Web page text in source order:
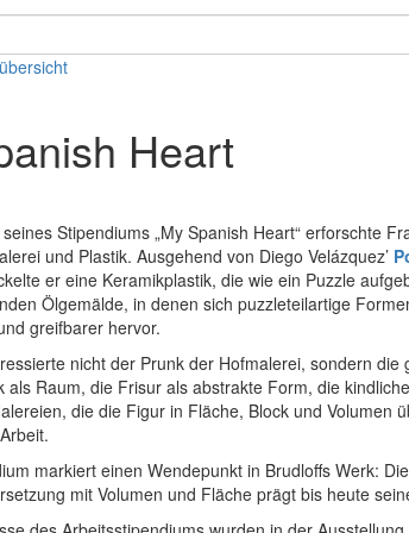
Heart
Stipendiums „My Spanish Heart“ erforschte
und Plastik. Ausgehend von Diego Velázquez’
er eine Keramikplastik, die wie ein Puzzle
Ölgemälde, in denen sich puzzleteilartige
greifbarer hervor.
nicht der Prunk der Hofmalerei, sondern
als Raum, die Frisur als abstrakte Form, die
die die Figur in Fläche, Block und Volumen
markiert einen Wendepunkt in Brudloffs Werk:
mit Volumen und Fläche prägt bis heute